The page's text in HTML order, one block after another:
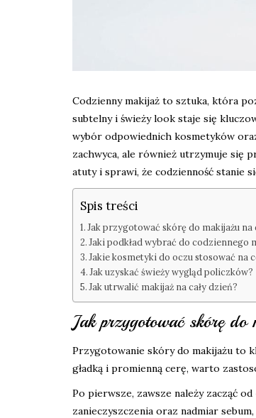
Codzienny makijaż to sztuka, która
subtelny i świeży look staje się
wybór odpowiednich kosmetyków
zachwyca, ale również utrzymuje się
atuty i sprawi, że codzienność stanie
Spis treści
Jak przygotować skórę do makijażu na
Jaki podkład wybrać do codziennego
Jakie kosmetyki do oczu stosować na
Jak uzyskać świeży wygląd policzków?
Jak utrwalić makijaż na cały dzień?
Jak przygotować skórę
Przygotowanie skóry do makijażu to
gładką i promienną cerę, warto
Po pierwsze, zawsze należy zacząć od
zanieczyszczenia oraz nadmiar